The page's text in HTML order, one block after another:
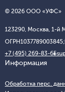
© 2026 ООО «УФС»
123290, Москва, 1-й
ОГРН1037789003845;
+7 (495) 269-83-65
Информация
Обработка перс.